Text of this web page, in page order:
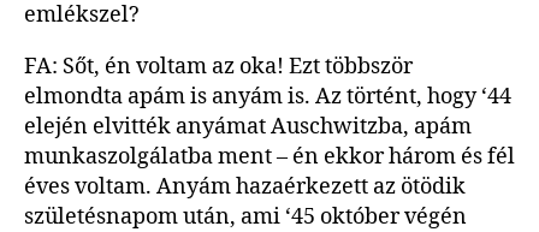
emlékszel?
FA: Sőt, én voltam az oka! Ezt többször
elmondta apám is anyám is. Az történt, hogy ‘44
elején elvitték anyámat Auschwitzba, apám
munkaszolgálatba ment – én ekkor három és fél
éves voltam. Anyám hazaérkezett az ötödik
születésnapom után, ami ‘45 október végén